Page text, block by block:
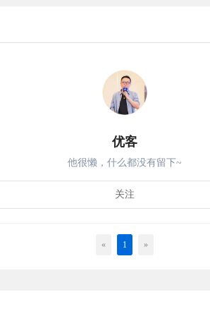
优客
他很懒，什么都没有留下~
关注
« 1 »